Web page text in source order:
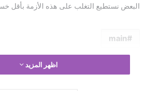
البعض نستطيع التغلب على هذه الأزمة بأقل
main
اظهر المزيد